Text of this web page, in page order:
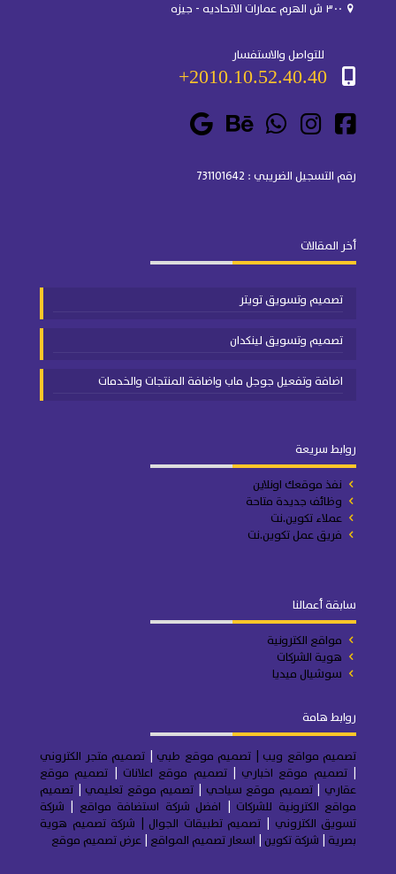
للتواصل والاستفسار
2010.10.52.40.40+
رقم التسجيل الضريبي : 731101642
أخر المقالات
تصميم وتسويق تويتر
تصميم وتسويق لينكدان
اضافة وتفعيل جوجل ماب واضافة المنتجات والخدمات
روابط سريعة
نفذ موقعك اونلاين
وظائف جديدة متاحة
عملاء تكوين.نت
فريق عمل تكوين.نت
سابقة أعمالنا
مواقع الكترونية
هوية الشركات
سوشيال ميديا
روابط هامة
تصميم مواقع ويب | تصميم موقع طبي | تصميم متجر الكتروني
|تصميم موقع اخباري |تصميم موقع اعلانات | تصميم موقع
عقاري |تصميم موقع سياحي | تصميم موقع تعليمي | تصميم
مواقع الكترونية للشركات | افضل شركة استضافة مواقع | شركة
تسويق الكتروني | تصميم تطبيقات الجوال | شركة تصميم هوية
بصرية | شركة تكوين | اسعار تصميم المواقع |عرض تصميم موقع